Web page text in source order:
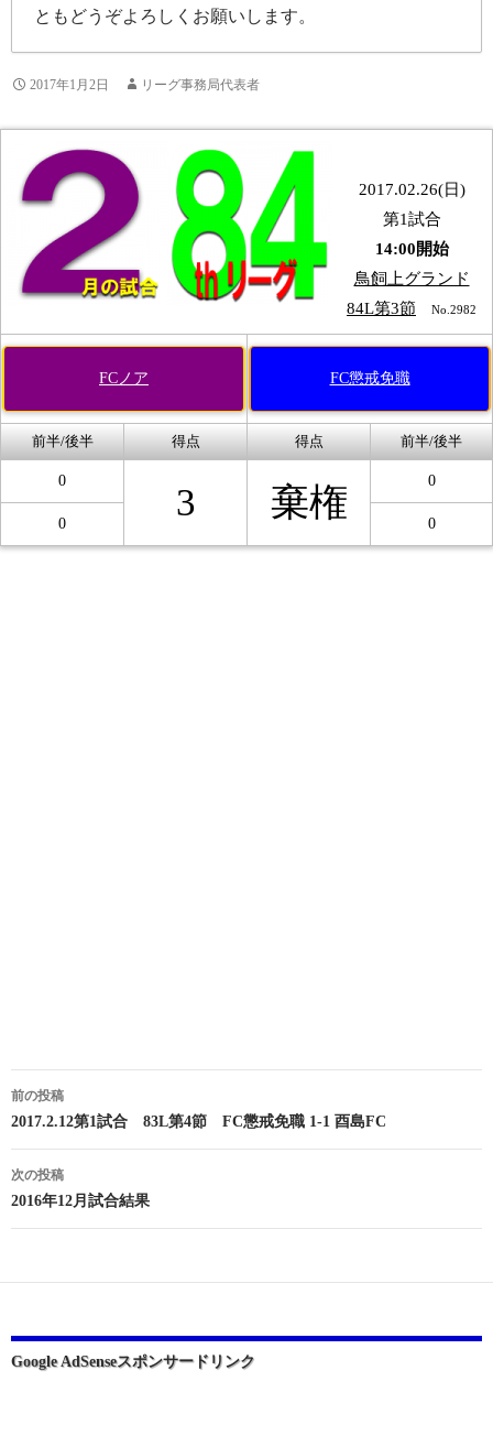
ともどうぞよろしくお願いします。
2017年1月2日 リーグ事務局代表者
2017.02.26(日)
第1試合
14:00開始
鳥飼上グランド
84L第3節
No.2982
FCノア FC懲戒免職
前半/後半 得点 得点 前半/後半
0
3 棄権
0
0 0
投
稿
ナ
ビ
ー
ョ
前の投稿
2017.2.12第1試合 83L第4節 FC懲戒免職 1-1 酉島FC
次の投稿
2016年12月試合結果
Google AdSenseスポンサードリンク